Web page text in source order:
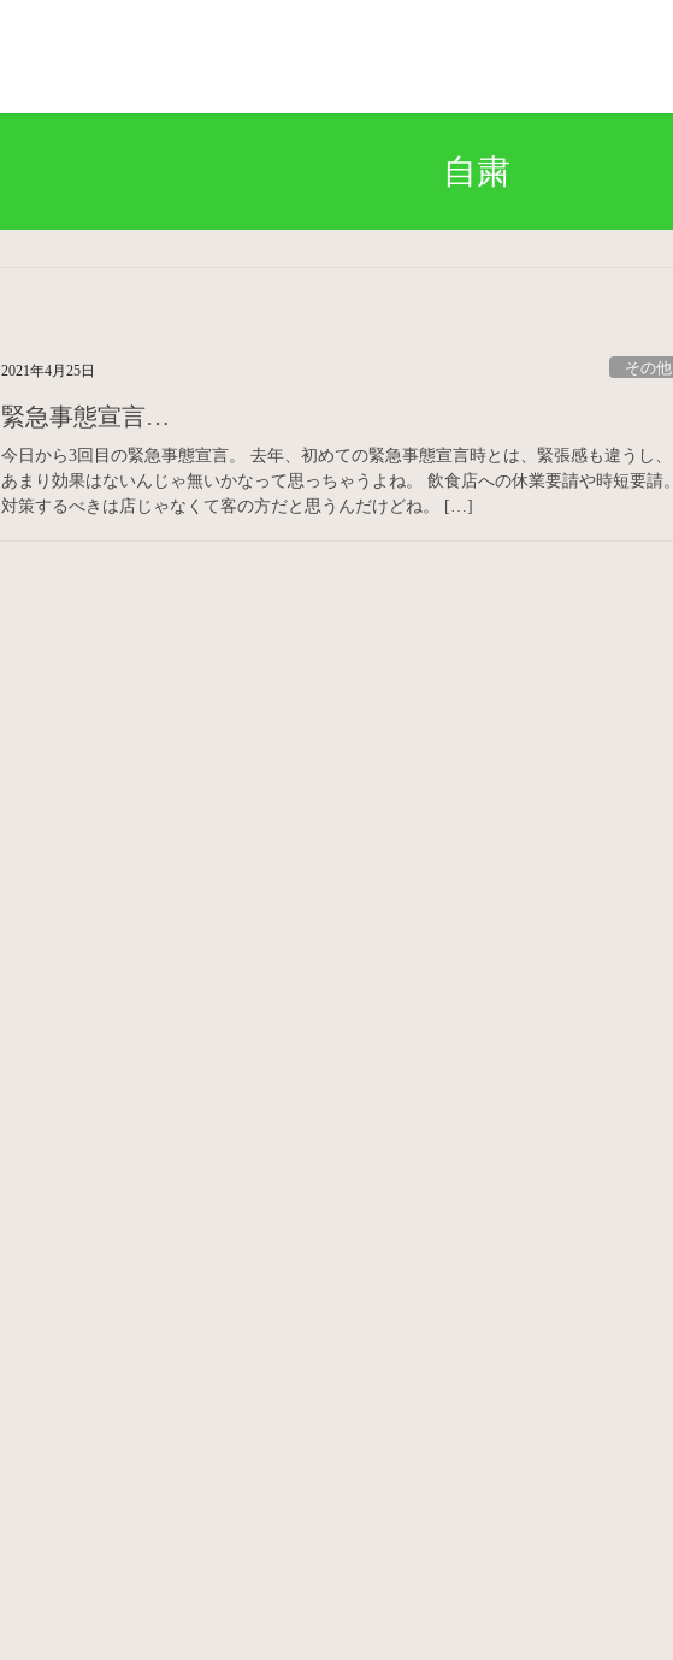
自粛
2021年4月25日 その他
緊急事態宣言…
今日から3回目の緊急事態宣言。 去年、初めての緊急事態宣言時とは、緊張感も違うし、
あまり効果はないんじゃ無いかなって思っちゃうよね。 飲食店への休業要請や時短要請。
対策するべきは店じゃなくて客の方だと思うんだけどね。 […]